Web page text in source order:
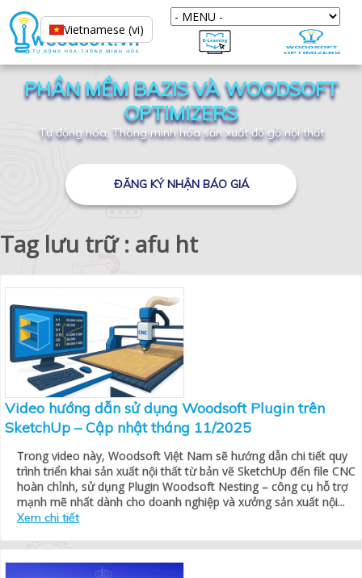
PHẦN MỀM BAZIS VÀ WOODSOFT
OPTIMIZERS
Tự động hóa, Thông minh hóa sản xuất đồ gỗ nội thất
ĐĂNG KÝ NHẬN BÁO GIÁ
Tag lưu trữ : afu ht
Video hướng dẫn sử dụng Woodsoft Plugin trên
SketchUp – Cập nhật tháng 11/2025
Trong video này, Woodsoft Việt Nam sẽ hướng dẫn chi tiết quy
trình triển khai sản xuất nội thất từ bản vẽ SketchUp đến file CNC
hoàn chỉnh, sử dụng Plugin Woodsoft Nesting – công cụ hỗ trợ
mạnh mẽ nhất dành cho doanh nghiệp và xưởng sản xuất nội...
Xem chi tiết
Vietnamese (vi)